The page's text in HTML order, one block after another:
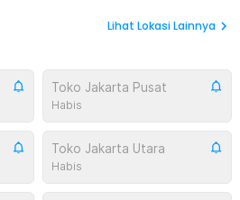
Lihat Lokasi Lainnya
Toko Jakarta Pusat
Habis
Toko Jakarta Utara
Habis